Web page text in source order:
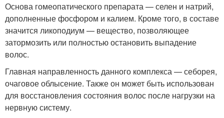
Основа гомеопатического препарата — селен и натрий,
дополненные фосфором и калием. Кроме того, в составе
значится ликоподиум — вещество, позволяющее
затормозить или полностью остановить выпадение
волос.
Главная направленность данного комплекса — себорея,
очаговое облысение. Также он может быть использован
для восстановления состояния волос после нагрузки на
нервную систему.